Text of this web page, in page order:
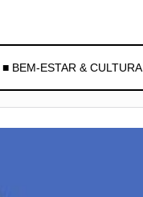
■ BEM-ESTAR & CULTURA